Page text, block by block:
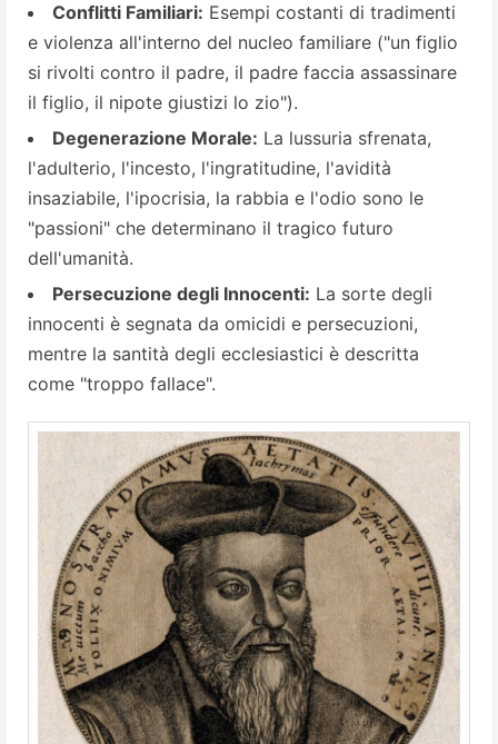
Conflitti Familiari: Esempi costanti di tradimenti
e violenza all'interno del nucleo familiare ("un figlio
si rivolti contro il padre, il padre faccia assassinare
il figlio, il nipote giustizi lo zio").
Degenerazione Morale: La lussuria sfrenata,
l'adulterio, l'incesto, l'ingratitudine, l'avidità
insaziabile, l'ipocrisia, la rabbia e l'odio sono le
"passioni" che determinano il tragico futuro
dell'umanità.
Persecuzione degli Innocenti: La sorte degli
innocenti è segnata da omicidi e persecuzioni,
mentre la santità degli ecclesiastici è descritta
come "troppo fallace".